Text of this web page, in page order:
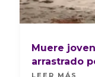
Muere
arrastrado
LEER MÁS